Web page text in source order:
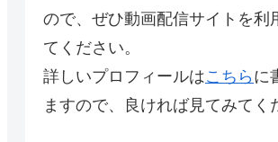
ので、ぜひ動画配信サイトを利
てください。
詳しいプロフィールはこちら に
ますので、良ければ見てみてく